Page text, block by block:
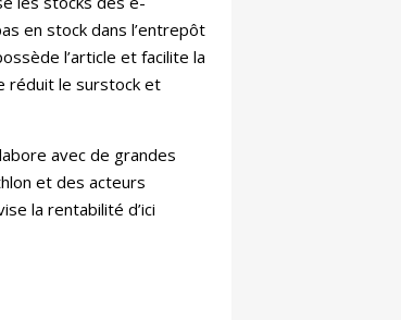
en stock dans l’entrepôt
l’article et facilite la
réduit le surstock et
avec de grandes
et des acteurs
la rentabilité d’ici